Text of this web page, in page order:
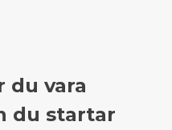
du vara
du startar